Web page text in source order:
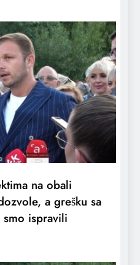
na obali
a grešku sa
smo ispravili